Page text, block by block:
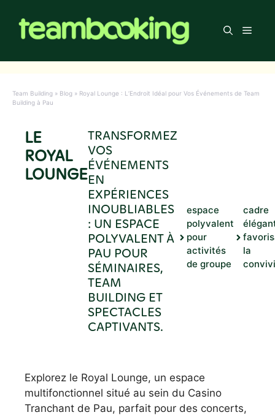
contenu
Menu
Team Building » Blog » Royal Lounge : L’Endroit Idéal pour Vos Événements de Team
Building à Pau
LE
ROYAL
LOUNGE
TRANSFORMEZ
VOS
ÉVÉNEMENTS
EN
EXPÉRIENCES
INOUBLIABLES
: UN ESPACE
POLYVALENT À
PAU POUR
SÉMINAIRES,
TEAM
BUILDING ET
SPECTACLES
CAPTIVANTS.
espace
polyvalent
pour
activités
de groupe
cadre
la
Explorez le Royal Lounge, un espace
multifonctionnel situé au sein du Casino
Tranchant de Pau, parfait pour des concerts,